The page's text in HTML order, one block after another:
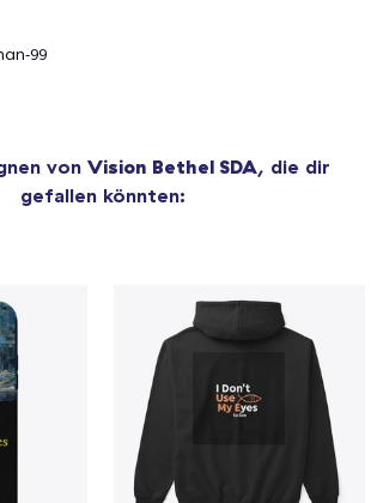
99
von Vision Bethel SDA, die dir
gefallen könnten: